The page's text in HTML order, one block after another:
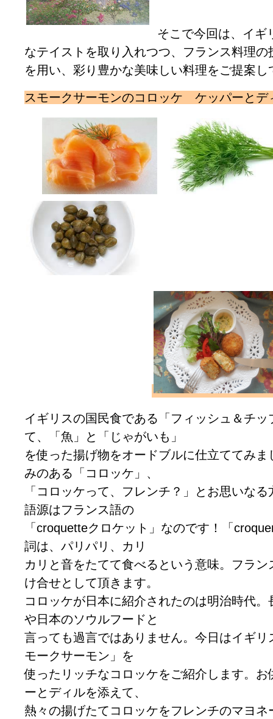
そこで今回は、イギ
なテイストを取り入れつつ、フランス料理の
を用い、彩り豊かな美味しい料理をご提案
スモークサーモンのコロッケ ケッパーとデ
イギリスの国民食である「フィッシュ＆チ
て、「魚」と「じゃがいも」
を使った揚げ物をオードブルに仕立ててみ
みのある「コロッケ」、
「コロッケって、フレンチ？」とお思いな
語源はフランス語の
「croquetteクロケット」なのです！「
詞は、パリパリ、カリ
カリと音をたてて食べるという意味。フラ
け合せとして頂きます。
コロッケが日本に紹介されたのは明治時代
や日本のソウルフードと
言っても過言ではありません。今日はイギ
モークサーモン」を
使ったリッチなコロッケをご紹介します。
ーとディルを添えて、
熱々の揚げたてコロッケをフレンチのマヨ